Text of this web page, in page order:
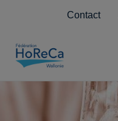
Contact